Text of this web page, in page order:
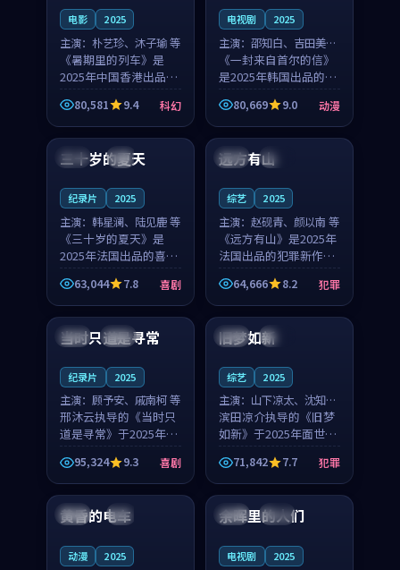
电影 2025
主演： 朴艺珍、沐子瑜 等
《暑期里的列车》是
2025年中国香港出品的
科幻新作，主创团队希
望用城市夜归人的故事
让观众停下来想一想。
朴艺珍领衔，沐子瑜担
任重要角色，郑书延的
80,581 9.4 科幻
电视剧 2025
主演： 邵知白、吉田美琴
等
《一封来自首尔的信》
是2025年韩国出品的动
漫新作，主创团队希望
用高考往事的故事让观
众停下来想一想。邵知
重要角色，谢承南的
80,669 9.0 动漫
法国 4K
三十岁的夏天
纪录片 2025
主演： 韩星澜、陆见鹿 等
《三十岁的夏天》是
2025年法国出品的喜剧
新作，主创团队希望用
深夜电台的故事让观众
停下来想一想。韩星澜
角色，山田纯一的叙事
63,044 7.8 喜剧
法国 独播
远方有山
综艺 2025
主演： 赵砚青、颜以南 等
《远方有山》是2025年
法国出品的犯罪新作，
主创团队希望用高校追
梦的故事让观众停下来
想一想。赵砚青领衔，
颜以南担任重要角色，
山田纯一的叙事节奏
64,666 8.2 犯罪
泰国 杜比
当时只道是寻常
纪录片 2025
主演： 顾予安、戚南柯 等
邢沐云执导的《当时只
道是寻常》于2025年面
世，泰国的城市气质与
母女情深的人物心境共
同构筑了影片基调。顾
予安、戚南柯用细腻的
表演撑起整部喜剧电
95,324 9.3 喜剧
中国 高分
旧梦如新
综艺 2025
主演： 山下凉太、沈知韵
等
滨田凉介执导的《旧梦
如新》于2025年面世，
中国台湾的城市气质与
异国相遇的人物心境共
同构筑了影片基调。山
下凉太、沈知韵用细腻
的表演撑起整部犯罪
71,842 7.7 犯罪
日本 4K
黄昏的电车
动漫 2025
泰国 完结
余晖里的人们
电视剧 2025